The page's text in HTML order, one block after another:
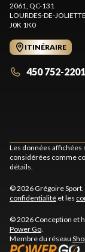
2061, QC-131
LOURDES-DE-JOLIETTE
J0K 1K0
ITINÉRAIRE
450 752-2201
Les données
considérées comme
détails.
© 2026 Grégoire
confidentialité et les
© 2026 Conception et
Power Go.
Membre du réseau